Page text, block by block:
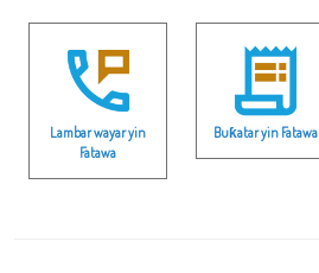
Lambar wayar yin
Fatawa
Buƙatar yin Fatawa